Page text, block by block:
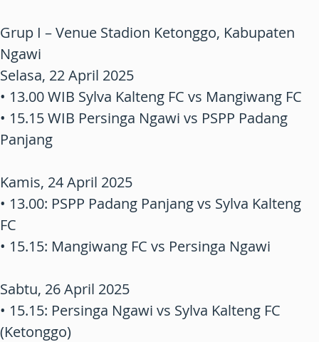
Grup I – Venue Stadion Ketonggo, Kabupaten
Ngawi
Selasa, 22 April 2025
• 13.00 WIB Sylva Kalteng FC vs Mangiwang FC
• 15.15 WIB Persinga Ngawi vs PSPP Padang
Panjang
Kamis, 24 April 2025
• 13.00: PSPP Padang Panjang vs Sylva Kalteng
FC
• 15.15: Mangiwang FC vs Persinga Ngawi
Sabtu, 26 April 2025
• 15.15: Persinga Ngawi vs Sylva Kalteng FC
(Ketonggo)